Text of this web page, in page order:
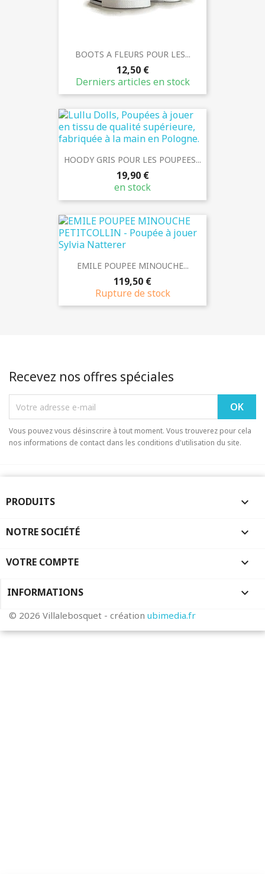
BOOTS A FLEURS POUR LES...
12,50 €
Derniers articles en stock
HOODY GRIS POUR LES POUPEES...
19,90 €
en stock
EMILE POUPEE MINOUCHE...
119,50 €
Rupture de stock
Recevez nos offres spéciales
Vous pouvez vous désinscrire à tout moment. Vous trouverez pour cela
nos informations de contact dans les conditions d'utilisation du site.
PRODUITS 
NOTRE SOCIÉTÉ 
VOTRE COMPTE 
INFORMATIONS keyboard_arrow_down
© 2026 Villalebosquet - création ubimedia.fr